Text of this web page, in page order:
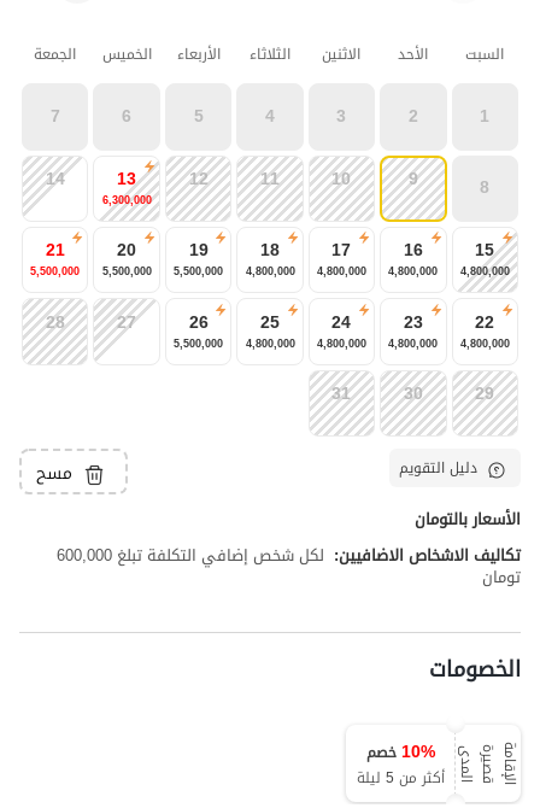
السبت الأحد الاثنين الثلاثاء الأربعاء الخميس الجمعة
1
2
3
4
5
6
7
8
9
10
11
12
13
6,300,000
14
15
4,800,000
16
4,800,000
17
4,800,000
18
4,800,000
19
5,500,000
20
5,500,000
21
5,500,000
22
4,800,000
23
4,800,000
24
4,800,000
25
4,800,000
26
5,500,000
27
28
29
30
31
دليل التقويم مسح
الأسعار بالتومان
تكاليف الاشخاص الاضافيين:
لكل شخص إضافي التكلفة تبلغ 600,000
تومان
الخصومات
ا
ل
إ
ق
ا
م
ة
ق
ص
ي
ر
ة
ا
ل
م
د ى 10%
خصم
أكثر من 5 ليلة